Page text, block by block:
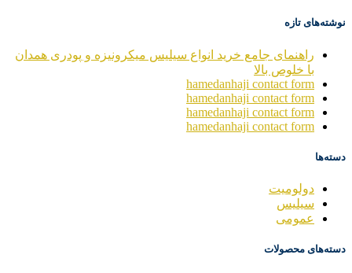
نوشته‌های تازه
راهنمای جامع خرید انواع سیلیس میکرونیزه و پودری همدان
با خلوص بالا
hamedanhaji contact form
hamedanhaji contact form
hamedanhaji contact form
hamedanhaji contact form
دسته‌ها
دولومیت
سیلیس
عمومی
دسته‌های محصولات